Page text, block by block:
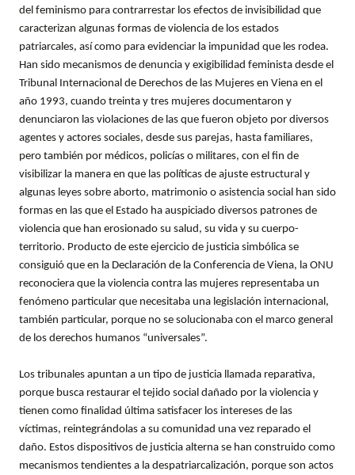
del feminismo para contrarrestar los efectos de invisibilidad que
caracterizan algunas formas de violencia de los estados
patriarcales, así como para evidenciar la impunidad que les rodea.
Han sido mecanismos de denuncia y exigibilidad feminista desde el
Tribunal Internacional de Derechos de las Mujeres en Viena en el
año 1993, cuando treinta y tres mujeres documentaron y
denunciaron las violaciones de las que fueron objeto por diversos
agentes y actores sociales, desde sus parejas, hasta familiares,
pero también por médicos, policías o militares, con el fin de
visibilizar la manera en que las políticas de ajuste estructural y
algunas leyes sobre aborto, matrimonio o asistencia social han sido
formas en las que el Estado ha auspiciado diversos patrones de
violencia que han erosionado su salud, su vida y su cuerpo-
territorio. Producto de este ejercicio de justicia simbólica se
consiguió que en la Declaración de la Conferencia de Viena, la ONU
reconociera que la violencia contra las mujeres representaba un
fenómeno particular que necesitaba una legislación internacional,
también particular, porque no se solucionaba con el marco general
de los derechos humanos “universales”.
Los tribunales apuntan a un tipo de justicia llamada reparativa,
porque busca restaurar el tejido social dañado por la violencia y
tienen como finalidad última satisfacer los intereses de las
víctimas, reintegrándolas a su comunidad una vez reparado el
daño. Estos dispositivos de justicia alterna se han construido como
mecanismos tendientes a la despatriarcalización, porque son actos